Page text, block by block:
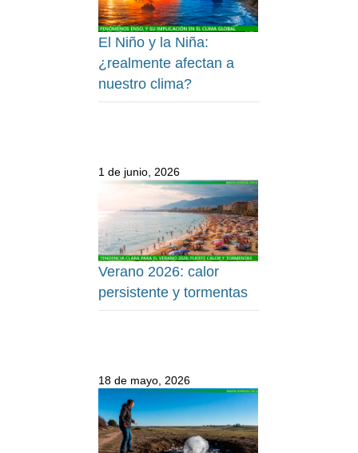
El Niño y la Niña:
¿realmente afectan a
nuestro clima?
1 de junio, 2026
Verano 2026: calor
persistente y tormentas
18 de mayo, 2026